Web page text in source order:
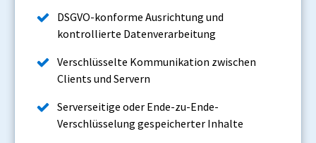
DSGVO-konforme Ausrichtung und
kontrollierte Datenverarbeitung
Verschlüsselte Kommunikation zwischen
Clients und Servern
Serverseitige oder Ende-zu-Ende-
Verschlüsselung gespeicherter Inhalte